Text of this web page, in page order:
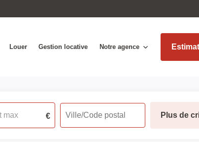
Louer Gestion locative Notre agence
€ Plus de